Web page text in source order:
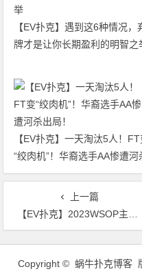
【EV扑克】遇到这6种情况，
牌才是让你长期盈利的明智之
【EV扑克】一天淘汰5人！FT
“绞肉机”！华裔选手AA惨遭河
出局！
上一篇
【EV扑克】2023WSOP主赛事再创历史，参赛人数突破一万人！金戒指百Ｗ迷你主赛重磅登场
文
Copyright © 蜗牛扑克博客